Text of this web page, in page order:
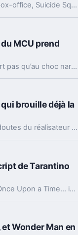
Massacré par la critique mais énorme au box-office, Suicide Squad reste un cas d’école chez DC. Et l’appel au montage d’Ayer n’a jamais cessé.
MCU prend
L’arrivée de Jean Grey dans le MCU ne sert pas qu’au choc narratif. Elle dessine déjà l’âge, les thèmes et les menaces du futur film X-Men.
brouille déjà la
Entre les promesses de Vin Diesel et les doutes du réalisateur Louis Leterrier, la conclusion de la saga Fast & Furious paraît plus floue que prévu.
de Tarantino
Sony tenait peut-être la suite logique de Once Upon a Time… in Hollywood. Mais un choix de Quentin Tarantino a déplacé le projet vers Netflix.
Wonder Man en